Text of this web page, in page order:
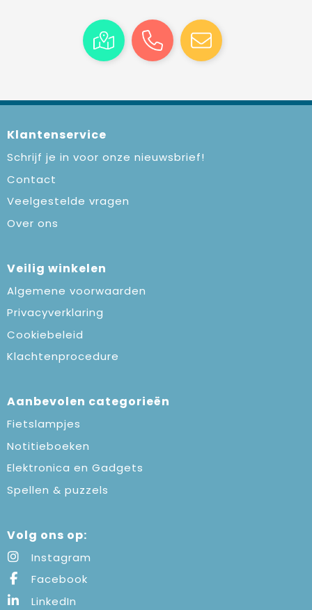
Klantenservice
Schrijf je in voor onze nieuwsbrief!
Contact
Veelgestelde vragen
Over ons
Veilig winkelen
Algemene voorwaarden
Privacyverklaring
Cookiebeleid
Klachtenprocedure
Aanbevolen categorieën
Fietslampjes
Notitieboeken
Elektronica en Gadgets
Spellen & puzzels
Volg ons op:
Instagram
Facebook
LinkedIn